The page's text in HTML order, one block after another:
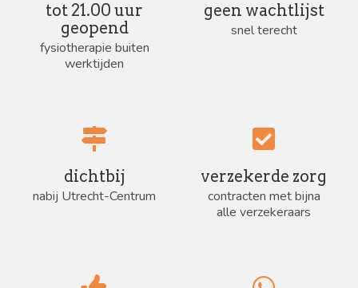
tot 21.00 uur
geopend
fysiotherapie buiten
werktijden
geen wachtlijst
snel terecht
dichtbij
nabij Utrecht-Centrum
verzekerde zorg
contracten met bijna
alle verzekeraars